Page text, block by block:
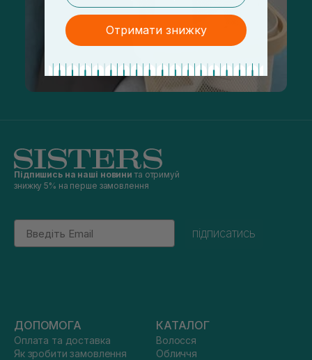
Підпишись на наші новини та отримуй
знижку 5% на перше замовлення
Email
підписатись
ДОПОМОГА
Оплата та доставка
Як зробити замовлення
КАТАЛОГ
Волосся
Обличчя
Отримати знижку